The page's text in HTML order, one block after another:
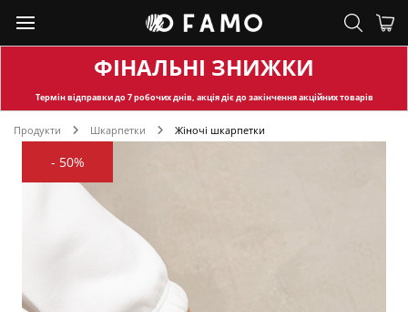
ФІНАЛЬНІ ЗНИЖКИ
Термін відправкидо 7 робочих днів, акція діє до закінчення акційних товарів
Продукти Шкарпетки Жіночі шкарпетки
- 50%